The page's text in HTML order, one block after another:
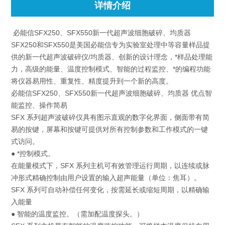
详情介绍
必能信SFX250、SFX550新一代超声波细胞破碎、均质器
SFX250和SFX550是美国必能信专为实验室处理中等容量样品提
供的新一代超声波破碎仪/均质器、创新的设计理念，*样品处理能
力，高级的能量、温度控制模式、智能的过程监控、*的编程功能
将仪器易用性、重复性、精度提升到一个新的高度。
必能信SFX250、SFX550新一代超声波细胞破碎、均质器 优点智
能监控、操作简易
SFX 系列超声波破碎仪具有图示直观的数字化界面，侧面带有简
易的按键，屏幕和按键可提供对所有控制参数和工作模式的一键
式访问。
● *控制模式。
在能量模式下，SFX 系列主机可有效管理运行周期，以连续或脉
冲形式精确控制由用户设置的输入超声能量（单位：焦耳）。
SFX 系列可自动补偿任何变化，按需延长或缩短周期，以精确输
入能量
● 智能的温度监控。（需加配温度探头。）